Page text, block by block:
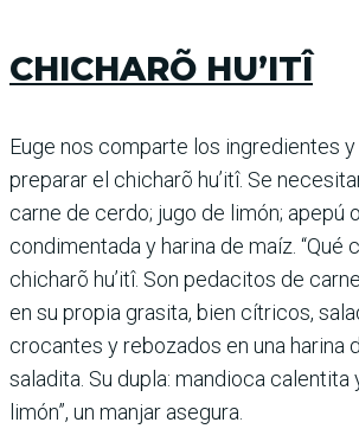
CHICHARÕ HU’ITÎ
Euge nos comparte los ingredientes
preparar el chicharõ hu’itî. Se
carne de cerdo; jugo de limón; apepú
condimentada y harina de maíz. “Qué
chicharõ hu’itî. Son pedacitos de
en su propia grasita, bien cítricos,
crocantes y rebozados en una harina
saladita. Su dupla: mandioca calentita
limón”, un manjar asegura.